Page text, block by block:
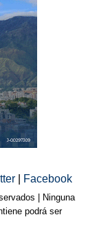
Facebook
| Ninguna
podrá ser